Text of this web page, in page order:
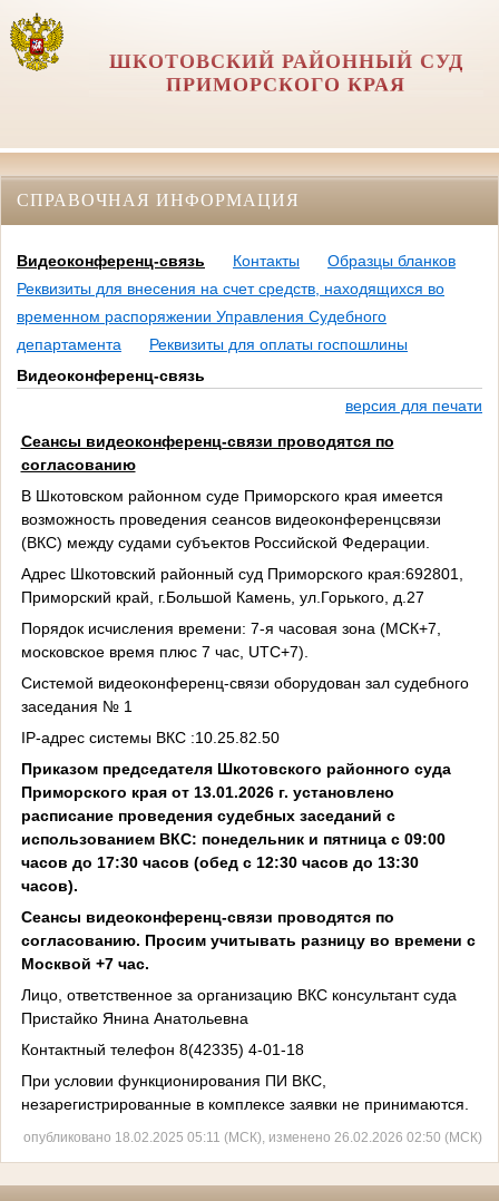
ШКОТОВСКИЙ РАЙОННЫЙ СУД
ПРИМОРСКОГО КРАЯ
СПРАВОЧНАЯ ИНФОРМАЦИЯ
Видеоконференц-связь Контакты
Образцы бланков
Реквизиты для внесения на счет средств, находящихся во
временном распоряжении Управления Судебного
департамента
Реквизиты для оплаты госпошлины
Видеоконференц-связь
версия для печати
Сеансы видеоконференц-связи проводятся по
согласованию
В Шкотовском районном суде Приморского края имеется
возможность проведения сеансов видеоконференцсвязи
(ВКС) между судами субъектов Российской Федерации.
Адрес Шкотовский районный суд Приморского края:692801,
Приморский край, г.Большой Камень, ул.Горького, д.27
Порядок исчисления времени: 7-я часовая зона (МСК+7,
московское время плюс 7 час, UTC+7).
Системой видеоконференц-связи оборудован зал судебного
заседания № 1
IP-адрес системы ВКС :10.25.82.50
Приказом председателя Шкотовского районного суда
Приморского края от 13.01.2026 г. установлено
расписание проведения судебных заседаний с
использованием ВКС: понедельник и пятница с 09:00
часов до 17:30 часов (обед с 12:30 часов до 13:30
часов).
Сеансы видеоконференц-связи проводятся по
согласованию. Просим учитывать разницу во времени с
Москвой +7 час.
Лицо, ответственное за организацию ВКС консультант суда
Пристайко Янина Анатольевна
Контактный телефон 8(42335) 4-01-18
При условии функционирования ПИ ВКС,
незарегистрированные в комплексе заявки не принимаются.
опубликовано 18.02.2025 05:11 (МСК), изменено 26.02.2026 02:50 (МСК)